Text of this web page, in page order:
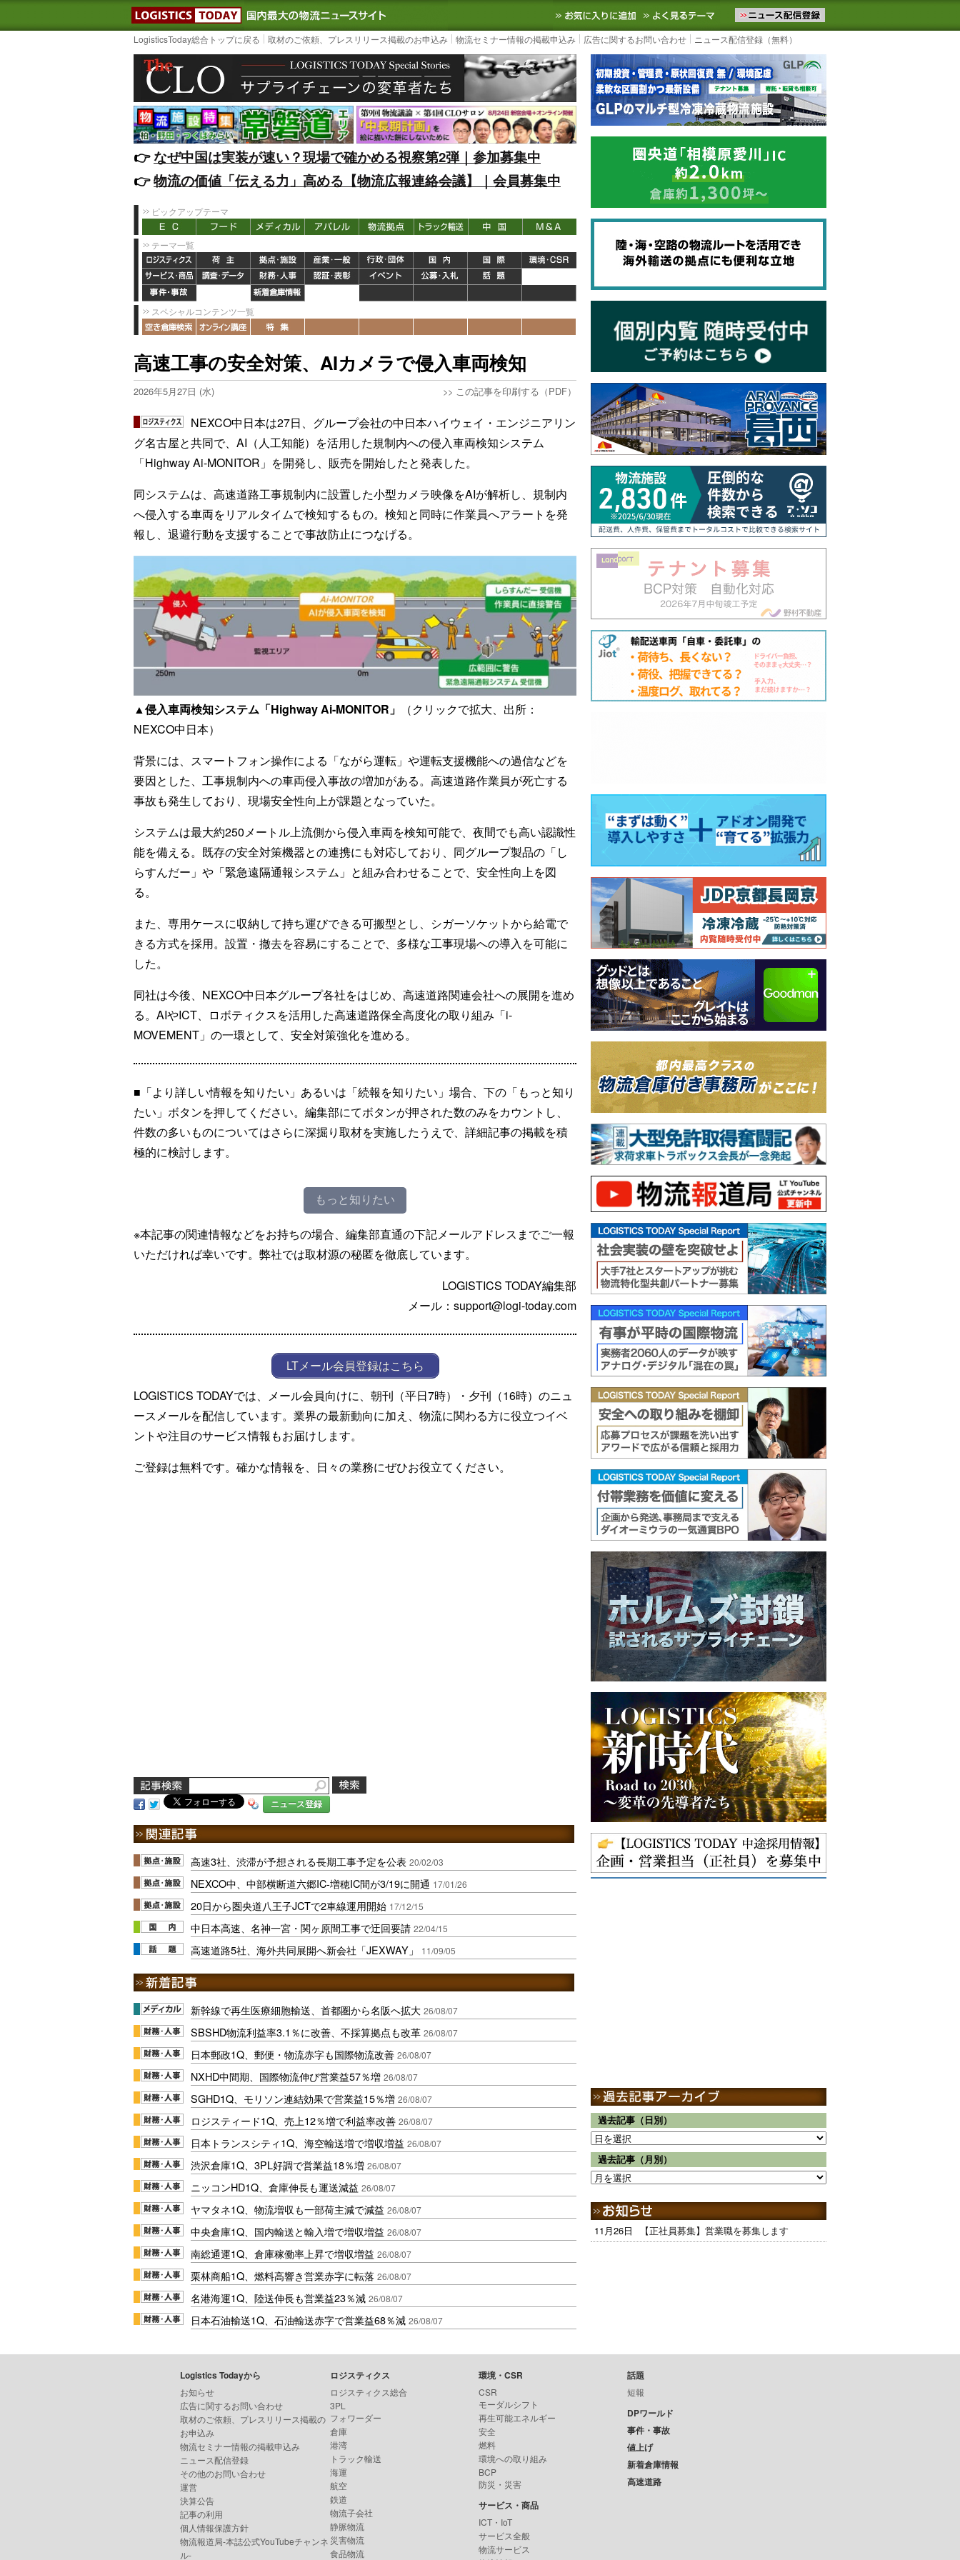
LOGISTICS TODAY｜国内最大の物流ニュースサイト3PL, SCMなど国内外の最新の物流ニュースをお届けします。物流ニュースメール配信を登録す
お気に入りに追加 よく見るテーマ
LogisticsToday総合トップに戻る 取材のご依頼、プレスリリース掲載のお申込み 物流セミナー情報の掲載申込み 広告に関するお問い合わせ ニュース配信登録（無料）
👉️なぜ中国は実装が速い？現場で確かめる視察第2弾｜参加募集中
👉️物流の価値「伝える力」高める【物流広報連絡会議】｜会員募集中
ピックアップテーマ
テーマ一覧
スペシャルコンテンツ一覧
高速工事の安全対策、AIカメラで侵入車両検知
2026年5月27日 (水) >> この記事を印刷する（PDF）
NEXCO中日本は27日、グループ会社の中日本ハイウェイ・エンジニアリン
グ名古屋と共同で、AI（人工知能）を活用した規制内への侵入車両検知システム
「Highway Ai-MONITOR」を開発し、販売を開始したと発表した。
同システムは、高速道路工事規制内に設置した小型カメラ映像をAIが解析し、規制内
へ侵入する車両をリアルタイムで検知するもの。検知と同時に作業員へアラートを発
報し、退避行動を支援することで事故防止につなげる。
▲侵入車両検知システム「Highway Ai-MONITOR」
（クリックで拡大、出所：
NEXCO中日本）
背景には、スマートフォン操作による「ながら運転」や運転支援機能への過信などを
要因とした、工事規制内への車両侵入事故の増加がある。高速道路作業員が死亡する
事故も発生しており、現場安全性向上が課題となっていた。
システムは最大約250メートル上流側から侵入車両を検知可能で、夜間でも高い認識性
能を備える。既存の安全対策機器との連携にも対応しており、同グループ製品の「し
らすんだー」や「緊急遠隔通報システム」と組み合わせることで、安全性向上を図
る。
また、専用ケースに収納して持ち運びできる可搬型とし、シガーソケットから給電で
きる方式を採用。設置・撤去を容易にすることで、多様な工事現場への導入を可能に
した。
同社は今後、NEXCO中日本グループ各社をはじめ、高速道路関連会社への展開を進め
る。AIやICT、ロボティクスを活用した高速道路保全高度化の取り組み「i-
MOVEMENT」の一環として、安全対策強化を進める。
■「より詳しい情報を知りたい」あるいは「続報を知りたい」場合、下の「もっと知り
たい」ボタンを押してください。編集部にてボタンが押された数のみをカウントし、
件数の多いものについてはさらに深掘り取材を実施したうえで、詳細記事の掲載を積
極的に検討します。
もっと知りたい
※本記事の関連情報などをお持ちの場合、編集部直通の下記メールアドレスまでご一報
いただければ幸いです。弊社では取材源の秘匿を徹底しています。
LOGISTICS TODAY編集部
メール：support@logi-today.com
LTメール会員登録はこちら
LOGISTICS TODAYでは、メール会員向けに、朝刊（平日7時）・夕刊（16時）のニュ
ースメールを配信しています。業界の最新動向に加え、物流に関わる方に役立つイベ
ントや注目のサービス情報もお届けします。
ご登録は無料です。確かな情報を、日々の業務にぜひお役立てください。
ニュース登録
高速3社、渋滞が予想される長期工事予定を公表 20/02/03
NEXCO中、中部横断道六郷IC-増穂IC間が3/19に開通 17/01/26
20日から圏央道八王子JCTで2車線運用開始 17/12/15
中日本高速、名神一宮・関ヶ原間工事で迂回要請 22/04/15
高速道路5社、海外共同展開へ新会社「JEXWAY」 11/09/05
新幹線で再生医療細胞輸送、首都圏から名阪へ拡大 26/08/07
SBSHD物流利益率3.1％に改善、不採算拠点も改革 26/08/07
日本郵政1Q、郵便・物流赤字も国際物流改善 26/08/07
NXHD中間期、国際物流伸び営業益57％増 26/08/07
SGHD1Q、モリソン連結効果で営業益15％増 26/08/07
ロジスティード1Q、売上12％増で利益率改善 26/08/07
日本トランスシティ1Q、海空輸送増で増収増益 26/08/07
渋沢倉庫1Q、3PL好調で営業益18％増 26/08/07
ニッコンHD1Q、倉庫伸長も運送減益 26/08/07
ヤマタネ1Q、物流増収も一部荷主減で減益 26/08/07
中央倉庫1Q、国内輸送と輸入増で増収増益 26/08/07
南総通運1Q、倉庫稼働率上昇で増収増益 26/08/07
栗林商船1Q、燃料高響き営業赤字に転落 26/08/07
名港海運1Q、陸送伸長も営業益23％減 26/08/07
日本石油輸送1Q、石油輸送赤字で営業益68％減 26/08/07
過去記事（日別）
過去記事（月別）
11月26日 【正社員募集】営業職を募集します
Logistics Todayから
お知らせ
広告に関するお問い合わせ
取材のご依頼、プレスリリース掲載の
お申込み
物流セミナー情報の掲載申込み
ニュース配信登録
その他のお問い合わせ
運営
決算公告
記事の利用
個人情報保護方針
物流報道局-本誌公式YouTubeチャンネ
ル-
ロジスティクス
ロジスティクス総合
3PL
フォワーダー
倉庫
港湾
トラック輸送
海運
航空
鉄道
物流子会社
静脈物流
災害物流
食品物流
環境・CSR
CSR
モーダルシフト
再生可能エネルギー
安全
燃料
環境への取り組み
BCP
防災・災害
サービス・商品
ICT・IoT
サービス全般
物流サービス
話題
短報
DPワールド
事件・事故
値上げ
新着倉庫情報
高速道路